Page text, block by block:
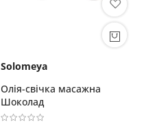
Solomeya
Олія-свічка масажна
Шоколад